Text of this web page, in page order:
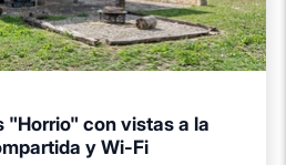
"Horrio" con vistas a la
y Wi-Fi
Piscina